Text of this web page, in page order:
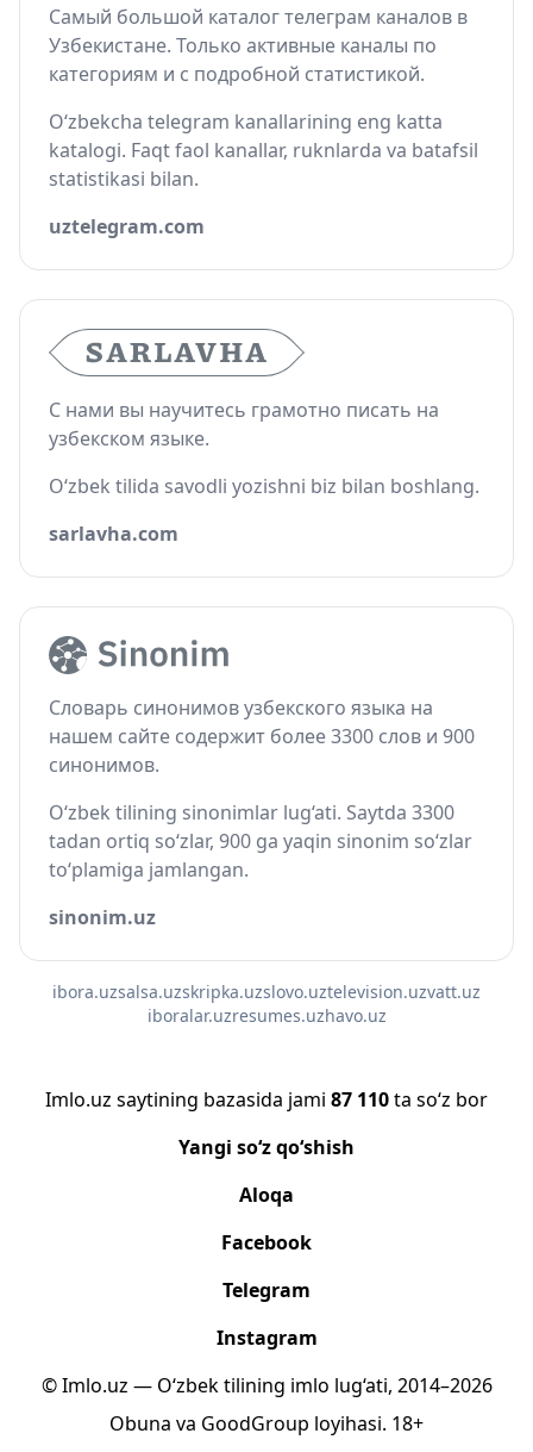
Самый большой каталог телеграм каналов в
Узбекистане. Только активные каналы по
категориям и с подробной статистикой.
O‘zbekcha telegram kanallarining eng katta
katalogi. Faqt faol kanallar, ruknlarda va batafsil
statistikasi bilan.
uztelegram.com
С нами вы научитесь грамотно писать на
узбекском языке.
O‘zbek tilida savodli yozishni biz bilan boshlang.
sarlavha.com
Словарь синонимов узбекского языка на
нашем сайте содержит более 3300 слов и 900
синонимов.
O‘zbek tilining sinonimlar lug‘ati. Saytda 3300
tadan ortiq so‘zlar, 900 ga yaqin sinonim so‘zlar
to‘plamiga jamlangan.
sinonim.uz
ibora.uzsalsa.uzskripka.uzslovo.uztelevision.uzvatt.uz
iboralar.uzresumes.uzhavo.uz
Imlo.uz saytining bazasida jami 87 110ta so‘z bor
Yangi so‘z qo‘shish
Aloqa
Facebook
Telegram
Instagram
© Imlo.uz — O‘zbek tilining imlo lug‘ati, 2014–2026
Obuna va GoodGroup loyihasi. 18+